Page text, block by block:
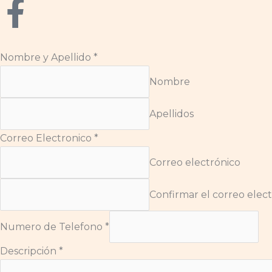
F
c
e
b
k
-
Nombre y Apellido *
Nombre
Apellidos
Correo Electronico *
Correo electrónico
Confirmar el correo
Numero de Telefono *
Descripción *